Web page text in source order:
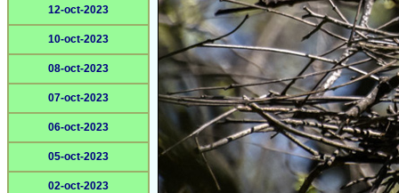
12-oct-2023
10-oct-2023
08-oct-2023
07-oct-2023
06-oct-2023
05-oct-2023
02-oct-2023